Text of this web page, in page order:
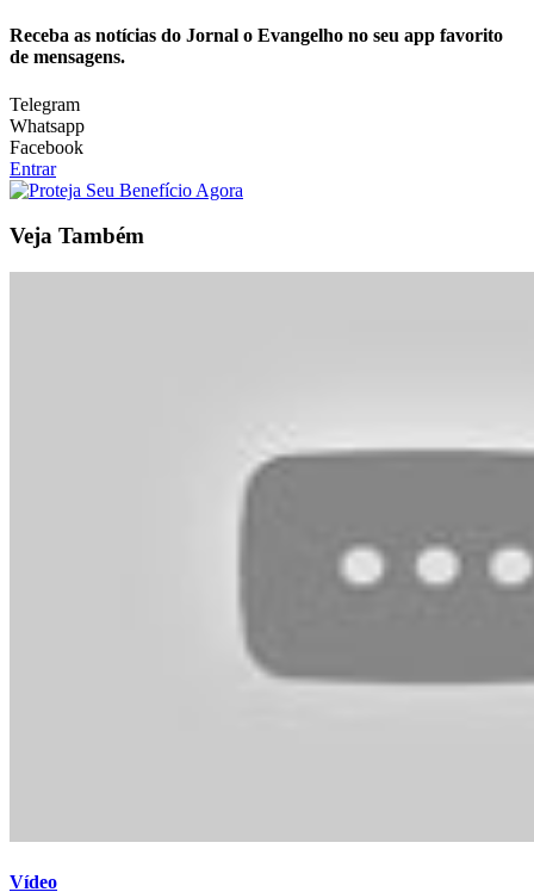
Receba as notícias do Jornal o Evangelho no seu app favorito
de mensagens.
Telegram
Whatsapp
Facebook
Entrar
Veja Também
Vídeo